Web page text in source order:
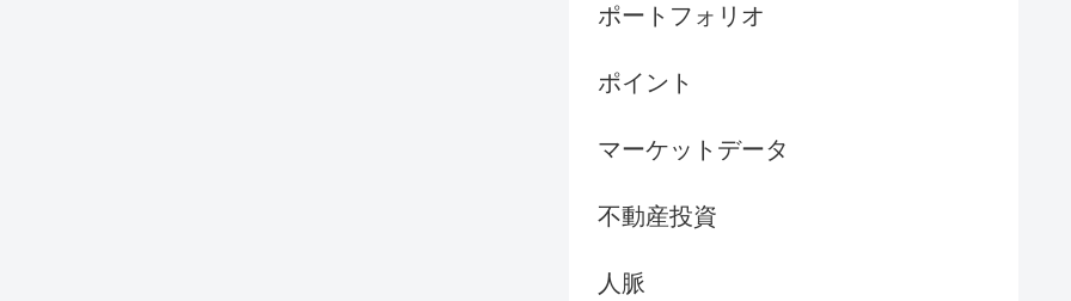
ポートフォリオ
ポイント
マーケットデータ
不動産投資
人脈